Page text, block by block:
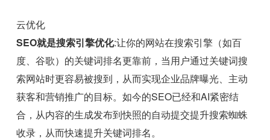
云优化
SEO就是搜索引擎优化:让你的网站在搜索引擎（如百
度、谷歌）的关键词排名更靠前，当用户通过关键词搜
索网站时更容易被搜到，从而实现企业品牌曝光、主动
获客和营销推广的目标。如今的SEO已经和AI紧密结
合，从内容的生成发布到快照的自动提交提升搜索蜘蛛
收录，从而快速提升关键词排名。